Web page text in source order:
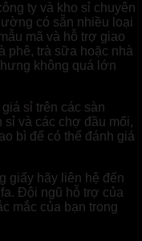
ty và kho sỉ chuyên
có sẵn nhiều loại
mã và hỗ trợ giao
phê, trà sữa hoặc nhà
không quá lớn
sỉ trên các sàn
và các chợ đầu mối,
bì để có thể đánh giá
giấy hãy liên hệ đến
Đội ngũ hỗ trợ của
mắc của bạn trong